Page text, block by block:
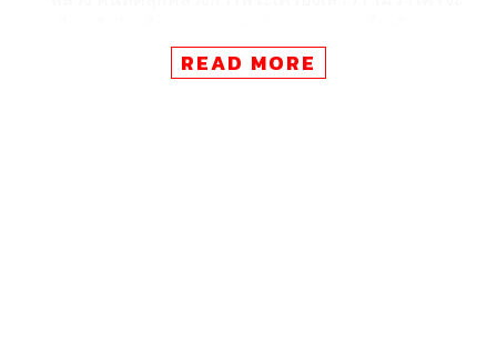
ครูบาแต่ละรุ่นราคาพุ่งขึ้นกว่าสามเท่าของราคาเดิม
และมีผู้คนในความสนใจที่หาจะเช่าบูชากันเยอะมาก
READ MORE